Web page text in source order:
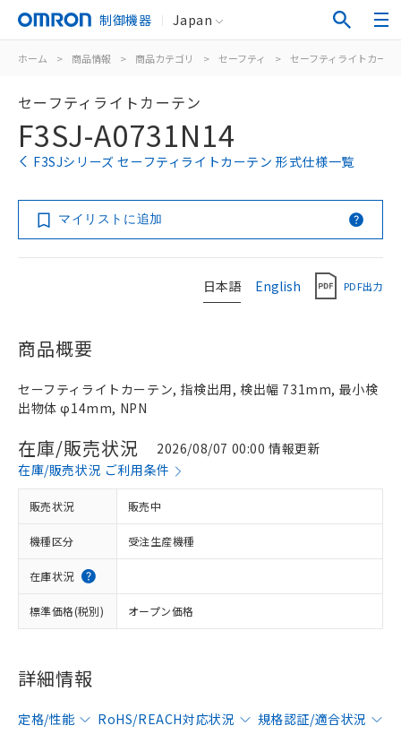
制御機器 Japan
ホーム > 商品情報 > 商品カテゴリ > セーフティ > セーフティライトカー
セーフティライトカーテン
F3SJ-A0731N14
F3SJシリーズ セーフティライトカーテン 形式仕様一覧
マイリストに追加
日本語 English PDF出力
商品概要
セーフティライトカーテン, 指検出用, 検出幅 731mm, 最小検
出物体 φ14mm, NPN
在庫/販売状況
2026/08/07 00:00 情報更新
在庫/販売状況 ご利用条件
販売状況 販売中
機種区分 受注生産機種
在庫状況
標準価格(税別) オープン価格
詳細情報
定格/性能 RoHS/REACH対応状況 規格認証/適合状況